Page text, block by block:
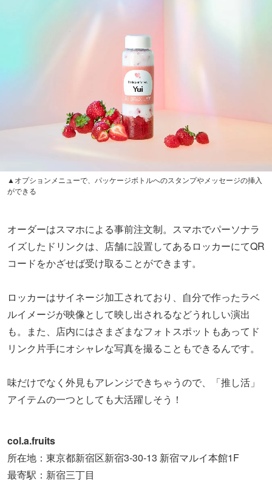
▲オプションメニューで、パッケージボトルへのスタンプやメッセージの挿入
ができる
オーダーはスマホによる事前注文制。スマホでパーソナラ
イズしたドリンクは、店舗に設置してあるロッカーにてQR
コードをかざせば受け取ることができます。
ロッカーはサイネージ加工されており、自分で作ったラベ
ルイメージが映像として映し出されるなどうれしい演出
も。また、店内にはさまざまなフォトスポットもあってド
リンク片手にオシャレな写真を撮ることもできるんです。​
味だけでなく外見もアレンジできちゃうので、「推し活」
アイテムの一つとしても大活躍しそう！
col.a.fruits
所在地：東京都新宿区新宿3-30-13 新宿マルイ本館1F
最寄駅：新宿三丁目